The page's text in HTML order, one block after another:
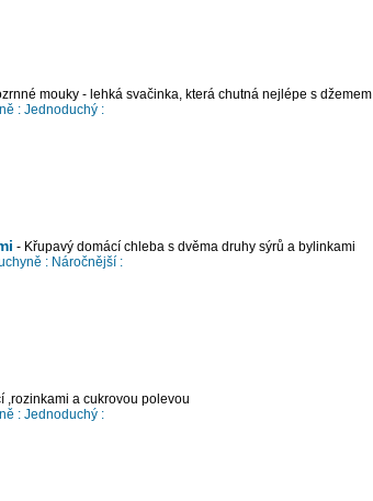
mouky - lehká svačinka, která chutná nejlépe s džemem
: Jednoduchý :
- Křupavý domácí chleba s dvěma druhy sýrů a bylinkami
: Náročnější :
,rozinkami a cukrovou polevou
: Jednoduchý :